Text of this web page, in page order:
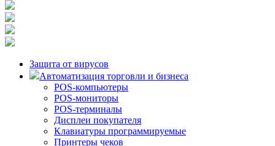
Защита от вирусов
Автоматизация торговли и бизнеса
POS-компьютеры
POS-мониторы
POS-терминалы
Дисплеи покупателя
Клавиатуры программируемые
Принтеры чеков